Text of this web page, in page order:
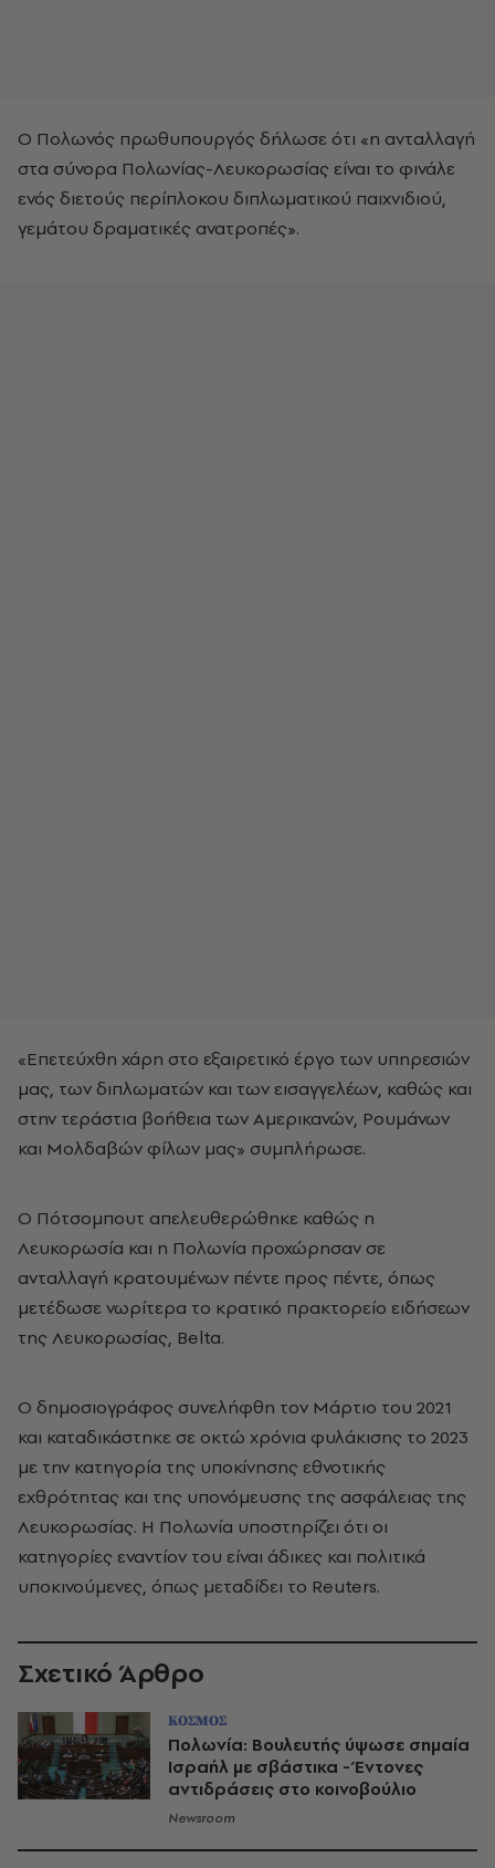
Ο Πολωνός πρωθυπουργός δήλωσε ότι «η ανταλλαγή
στα σύνορα Πολωνίας-Λευκορωσίας είναι το φινάλε
ενός διετούς περίπλοκου διπλωματικού παιχνιδιού,
γεμάτου δραματικές ανατροπές».
«Επετεύχθη χάρη στο εξαιρετικό έργο των υπηρεσιών
μας, των διπλωματών και των εισαγγελέων, καθώς και
στην τεράστια βοήθεια των Αμερικανών, Ρουμάνων
και Μολδαβών φίλων μας» συμπλήρωσε.
Ο Πότσομπουτ απελευθερώθηκε καθώς η
Λευκορωσία και η Πολωνία προχώρησαν σε
ανταλλαγή κρατουμένων πέντε προς πέντε, όπως
μετέδωσε νωρίτερα το κρατικό πρακτορείο ειδήσεων
της Λευκορωσίας, Belta.
Ο δημοσιογράφος συνελήφθη τον Μάρτιο του 2021
και καταδικάστηκε σε οκτώ χρόνια φυλάκισης το 2023
με την κατηγορία της υποκίνησης εθνοτικής
εχθρότητας και της υπονόμευσης της ασφάλειας της
Λευκορωσίας. Η Πολωνία υποστηρίζει ότι οι
κατηγορίες εναντίον του είναι άδικες και πολιτικά
υποκινούμενες, όπως μεταδίδει το Reuters.
Σχετικό Άρθρο
ΚΟΣΜΟΣ
Πολωνία: Βουλευτής ύψωσε σημαία
Ισραήλ με σβάστικα - Έντονες
αντιδράσεις στο κοινοβούλιο
Newsroom